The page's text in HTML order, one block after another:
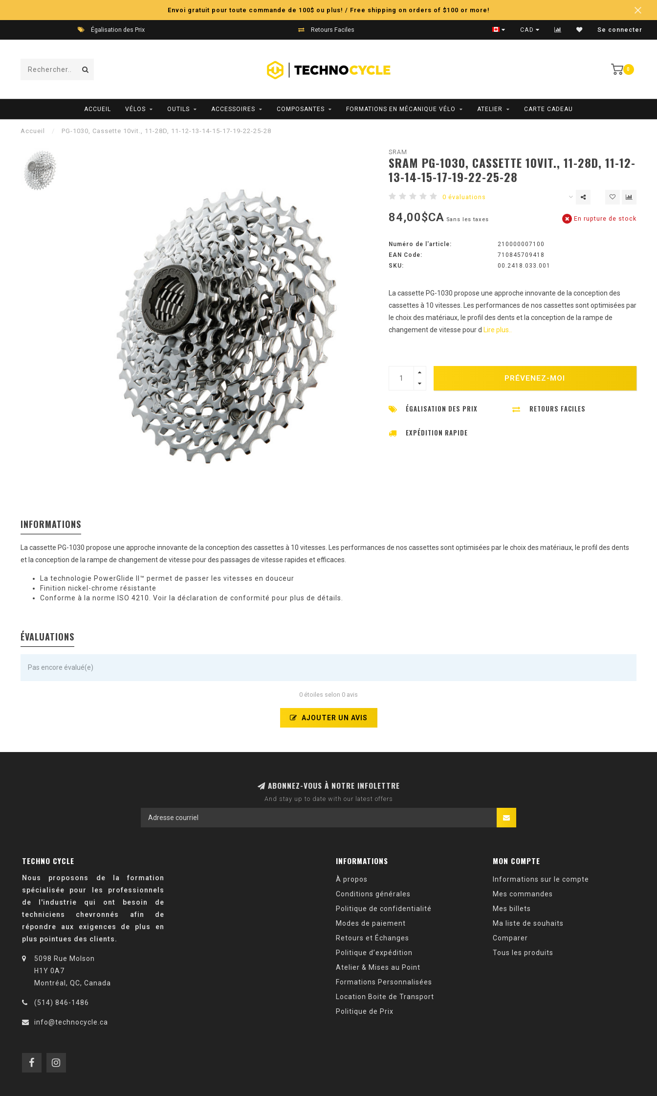
Envoi gratuit pour toute commande de 100$ ou plus! / Free shipping on orders of $100 or more!
Égalisation des Prix Retours Faciles Expédition Rapide
CAD Se connecter
0
ACCUEIL VÉLOS OUTILS ACCESSOIRES COMPOSANTES FORMATIONS EN MÉCANIQUE VÉLO ATELIER CARTE CADEAU
Accueil / PG-1030, Cassette 10vit., 11-28D, 11-12-13-14-15-17-19-22-25-28
SRAM
SRAM PG-1030, CASSETTE 10VIT., 11-28D, 11-12-
13-14-15-17-19-22-25-28
0 évaluations
84,00$CA Sans les taxes En rupture de stock
Numéro de l'article:
210000007100
EAN Code:
710845709418
SKU:
00.2418.033.001
La cassette PG-1030 propose une approche innovante de la conception des
cassettes à 10 vitesses. Les performances de nos cassettes sont optimisées par
le choix des matériaux, le profil des dents et la conception de la rampe de
changement de vitesse pour d Lire plus..
PRÉVENEZ-MOI
ÉGALISATION DES PRIX RETOURS FACILES
EXPÉDITION RAPIDE
INFORMATIONS
La cassette PG-1030 propose une approche innovante de la conception des cassettes à 10 vitesses. Les performances de nos cassettes sont optimisées par le choix des matériaux, le profil des dents
et la conception de la rampe de changement de vitesse pour des passages de vitesse rapides et efficaces.
La technologie PowerGlide II™ permet de passer les vitesses en douceur
Finition nickel-chrome résistante
Conforme à la norme ISO 4210. Voir la déclaration de conformité pour plus de détails.
ÉVALUATIONS
Pas encore évalué(e)
0 étoiles selon 0 avis
AJOUTER UN AVIS
ABONNEZ-VOUS À NOTRE INFOLETTRE
And stay up to date with our latest offers
TECHNO CYCLE
Nous proposons de la formation
spécialisée pour les professionnels
de l'industrie qui ont besoin de
techniciens chevronnés afin de
répondre aux exigences de plus en
plus pointues des clients.
5098 Rue Molson
H1Y 0A7
Montréal, QC, Canada
(514) 846-1486
info@technocycle.ca
INFORMATIONS
À propos
Conditions générales
Politique de confidentialité
Modes de paiement
Retours et Échanges
Politique d’expédition
Atelier & Mises au Point
Formations Personnalisées
Location Boite de Transport
Politique de Prix
MON COMPTE
Informations sur le compte
Mes commandes
Mes billets
Ma liste de souhaits
Comparer
Tous les produits